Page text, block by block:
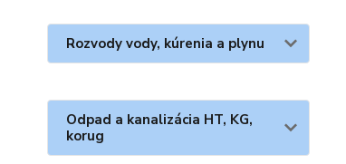
Rozvody vody, kúrenia a plynu
Odpad a kanalizácia HT, KG,
korug